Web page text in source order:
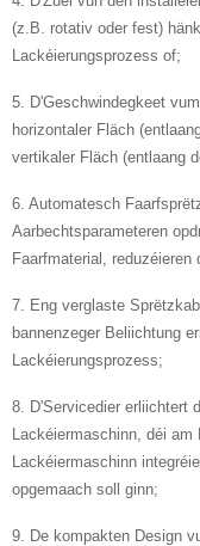
(z.B. rotativ oder fest)
Lackéierungsprozess of;
5. D'Geschwindegkeet
horizontaler Fläch
vertikaler Fläch (entlaang
6. Automatesch
Aarbechtsparameteren
Faarfmaterial,
7. Eng verglaste
bannenzeger Beliichtung
Lackéierungsprozess;
8. D'Servicedier erliichtert
Lackéiermaschinn, déi
Lackéiermaschinn
opgemaach soll ginn;
9. De kompakten Design